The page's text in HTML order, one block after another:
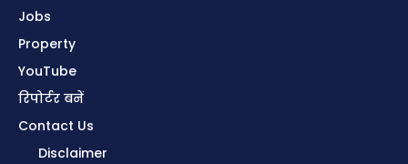
Jobs
Property
YouTube
रिपोर्टर बनें
Contact Us
Disclaimer